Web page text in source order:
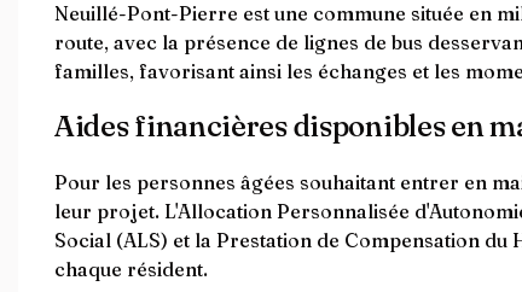
Neuillé-Pont-Pierre est une commune située en
route, avec la présence de lignes de bus
familles, favorisant ainsi les échanges et les
Aides financières disponibles en
Pour les personnes âgées souhaitant entrer en
leur projet. L'Allocation Personnalisée
Social (ALS) et la Prestation de Compensation
chaque résident.